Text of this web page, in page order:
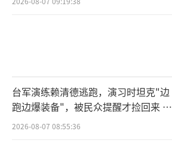
台军演练赖清德逃跑，演习时坦克"边
跑边爆装备"，被民众提醒才捡回来 演
习状况频出引发关注
2026-08-07 08:55:36